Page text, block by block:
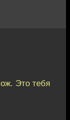
Это тебя